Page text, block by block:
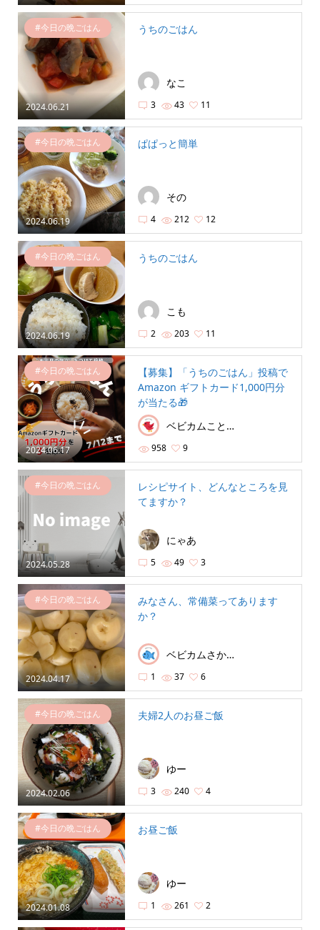
2024.06.21
#今日の晩ごはん うちのごはん
なこ
3 43 11
2024.06.19
#今日の晩ごはん ぱぱっと簡単
その
4 212 12
2024.06.19
#今日の晩ごはん うちのごはん
こも
2 203 11
2024.06.17
#今日の晩ごはん
【募集】「うちのごはん」投稿で
Amazon ギフトカード1,000円分
が当たる🎁
ベビカムことり🦜
958 9
2024.05.28
#今日の晩ごはん
レシピサイト、どんなところを見
てますか？
にゃあ
5 49 3
2024.04.17
#今日の晩ごはん
みなさん、常備菜ってあります
か？
ベビカムさかな🐟
1 37 6
2024.02.06
#今日の晩ごはん 夫婦2人のお昼ご飯
ゆー
3 240 4
2024.01.08
#今日の晩ごはん お昼ご飯
ゆー
1 261 2